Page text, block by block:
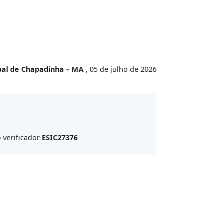
de Chapadinha – MA , 05 de julho de 2026
verificador ESIC27376